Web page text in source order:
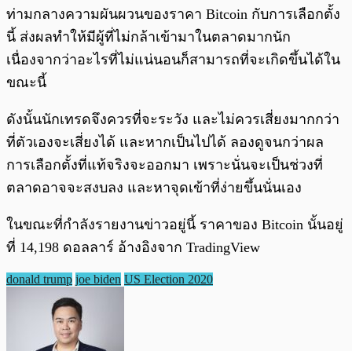
ท่ามกลางความผันผวนของราคา Bitcoin กับการเลือกตั้ง
นี้ ส่งผลทำให้มีผู้ที่ไม่กล้าเข้ามาในตลาดมากนัก
เนื่องจากว่าอะไรที่ไม่แน่นอนก็สามารถที่จะเกิดขึ้นได้ใน
ขณะนี้
ดังนั้นนักเทรดจึงควรที่จะระวัง และไม่ควรเสี่ยงมากกว่า
ที่ตัวเองจะเสี่ยงได้ และหากเป็นไปได้ ลองดูจนกว่าผล
การเลือกตั้งที่แท้จริงจะออกมา เพราะนั่นจะเป็นช่วงที่
ตลาดอาจจะสงบลง และหาจุดเข้าที่ง่ายขึ้นนั่นเอง
ในขณะที่กำลังรายงานข่าวอยู่นี้ ราคาของ Bitcoin นั้นอยู่
ที่ 14,198 ดอลลาร์ อ้างอิงจาก TradingView
donald trump joe biden US Election 2020